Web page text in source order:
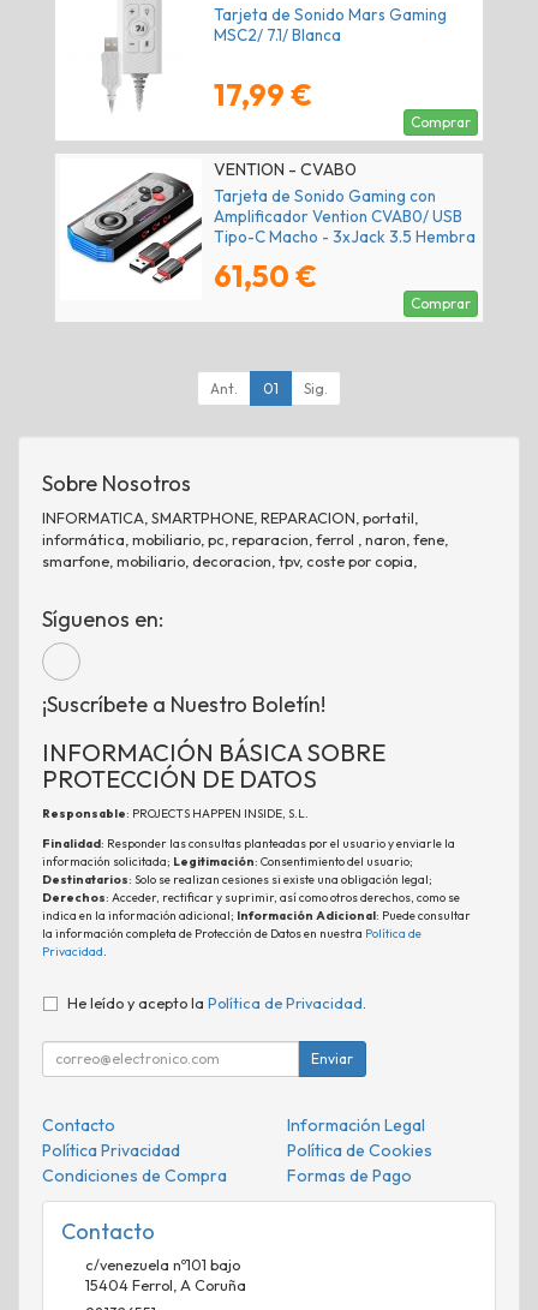
Tarjeta de Sonido Mars Gaming
MSC2/ 7.1/ Blanca
17,99 €
Comprar
VENTION - CVAB0
Tarjeta de Sonido Gaming con
Amplificador Vention CVAB0/ USB
Tipo-C Macho - 3xJack 3.5 Hembra
61,50 €
Comprar
Ant. 01 Sig.
Sobre Nosotros
INFORMATICA, SMARTPHONE, REPARACION, portatil,
informática, mobiliario, pc, reparacion, ferrol , naron, fene,
smarfone, mobiliario, decoracion, tpv, coste por copia,
Síguenos en:
¡Suscríbete a Nuestro Boletín!
INFORMACIÓN BÁSICA SOBRE
PROTECCIÓN DE DATOS
Responsable: PROJECTS HAPPEN INSIDE, S.L.
Finalidad: Responder las consultas planteadas por el usuario y enviarle la
información solicitada; Legitimación: Consentimiento del usuario;
Destinatarios: Solo se realizan cesiones si existe una obligación legal;
Derechos: Acceder, rectificar y suprimir, así como otros derechos, como se
indica en la información adicional; Información Adicional: Puede consultar
la información completa de Protección de Datos en nuestra Política de
Privacidad.
He leído y acepto la Política de Privacidad
Enviar
Contacto
Información Legal
Política Privacidad
Política de Cookies
Condiciones de Compra
Formas de Pago
Contacto
c/venezuela nº101 bajo
15404Ferrol A Coruña